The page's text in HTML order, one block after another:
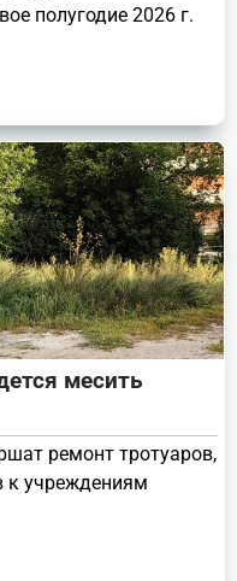
полугодие 2026 г.
месить
ремонт тротуаров,
к учреждениям